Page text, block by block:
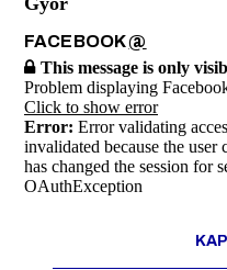
FACEBOOK@
This message is only
Problem displaying
Click to show error
Error: Error validating
invalidated because the user
has changed the session for
OAuthException